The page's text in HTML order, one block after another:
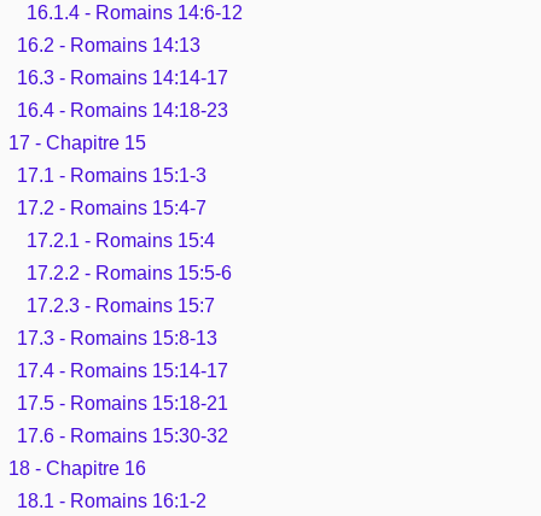
16.1.4 - Romains 14:6-12
16.2 - Romains 14:13
16.3 - Romains 14:14-17
16.4 - Romains 14:18-23
17 - Chapitre 15
17.1 - Romains 15:1-3
17.2 - Romains 15:4-7
17.2.1 - Romains 15:4
17.2.2 - Romains 15:5-6
17.2.3 - Romains 15:7
17.3 - Romains 15:8-13
17.4 - Romains 15:14-17
17.5 - Romains 15:18-21
17.6 - Romains 15:30-32
18 - Chapitre 16
18.1 - Romains 16:1-2